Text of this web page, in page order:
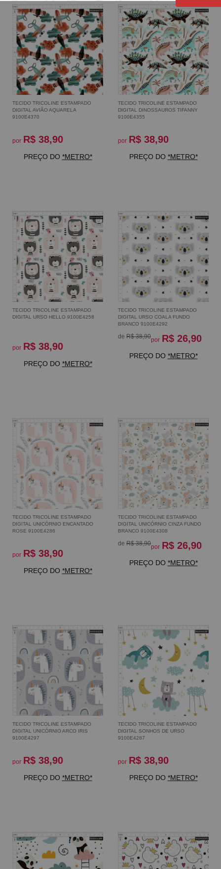
TECIDO TRICOLINE ESTAMPADO
DIGITAL AVIÃO AQUARELA
9100E4370
por R$ 38,90
PREÇO DO *METRO*
TECIDO TRICOLINE ESTAMPADO
DIGITAL DINOSSAUROS TIFANNY
9100E4355
por R$ 38,90
PREÇO DO *METRO*
TECIDO TRICOLINE ESTAMPADO
DIGITAL URSO HELLO 9100E4258
por R$ 38,90
PREÇO DO *METRO*
TECIDO TRICOLINE ESTAMPADO
DIGITAL URSO COALA FUNDO
BRANCO 9100E4292
de R$ 38,90por R$ 26,90
PREÇO DO *METRO*
TECIDO TRICOLINE ESTAMPADO
DIGITAL UNICÓRNIO ENCANTADO
ROSE 9100E4286
por R$ 38,90
PREÇO DO *METRO*
TECIDO TRICOLINE ESTAMPADO
DIGITAL UNICÓRNIO CINZA FUNDO
BRANCO 9100E4308
de R$ 38,90por R$ 26,90
PREÇO DO *METRO*
TECIDO TRICOLINE ESTAMPADO
DIGITAL UNICÓRNIO ARCO IRIS
9100E4297
por R$ 38,90
PREÇO DO *METRO*
TECIDO TRICOLINE ESTAMPADO
DIGITAL SONHOS DE URSO
9100E4287
por R$ 38,90
PREÇO DO *METRO*